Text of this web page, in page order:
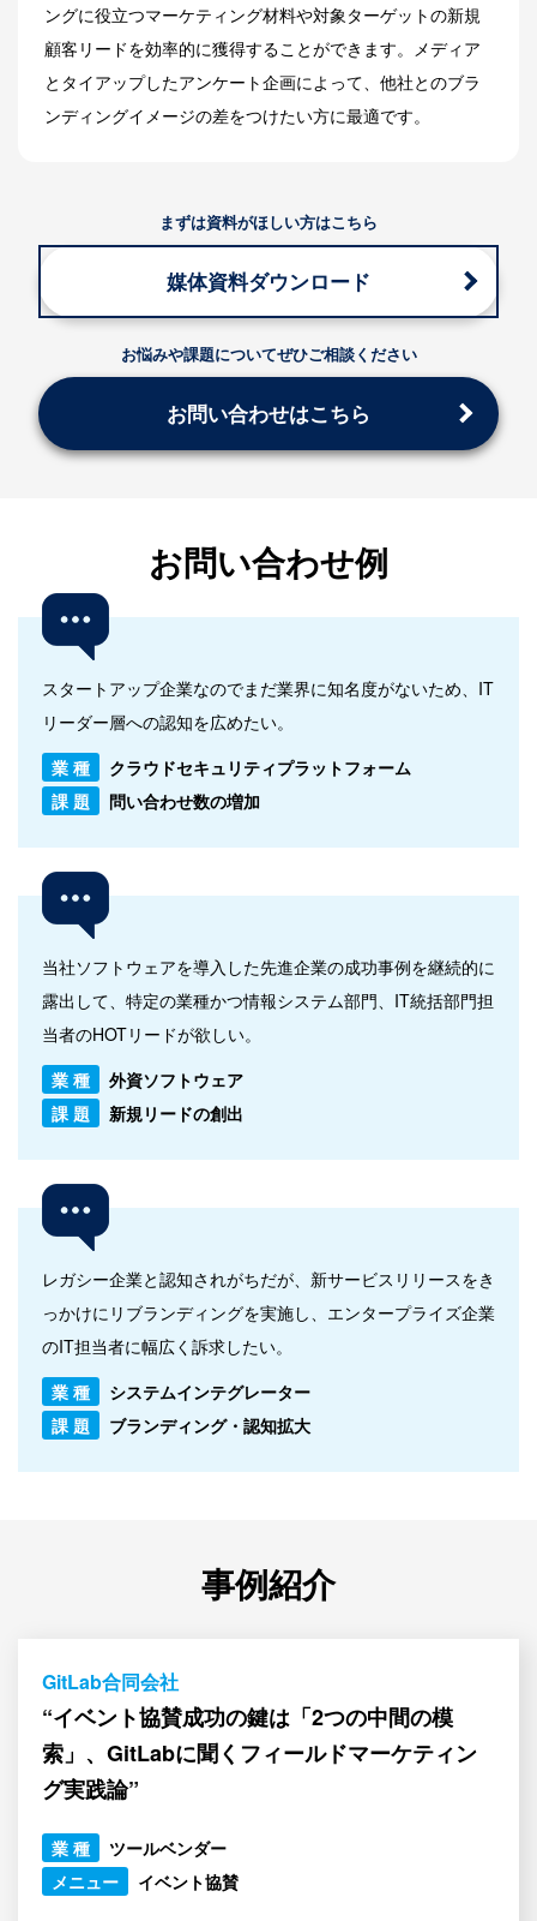
ングに役立つマーケティング材料や対象ターゲットの新規
顧客リードを効率的に獲得することができます。メディア
とタイアップしたアンケート企画によって、他社とのブラ
ンディングイメージの差をつけたい方に最適です。
まずは資料がほしい方はこちら
媒体資料ダウンロード
お悩みや課題についてぜひご相談ください
お問い合わせはこちら
お問い合わせ例
スタートアップ企業なのでまだ業界に知名度がないため、IT
リーダー層への認知を広めたい。
業 種
クラウドセキュリティプラットフォーム
課 題
問い合わせ数の増加
当社ソフトウェアを導入した先進企業の成功事例を継続的に
露出して、特定の業種かつ情報システム部門、IT統括部門担
当者のHOTリードが欲しい。
業 種
外資ソフトウェア
課 題
新規リードの創出
レガシー企業と認知されがちだが、新サービスリリースをき
っかけにリブランディングを実施し、エンタープライズ企業
のIT担当者に幅広く訴求したい。
業 種
システムインテグレーター
課 題
ブランディング・認知拡大
事例紹介
GitLab合同会社
“イベント協賛成功の鍵は「2つの中間の模
索」、GitLabに聞くフィールドマーケティン
グ実践論”
業 種
ツールベンダー
メニュー
イベント協賛